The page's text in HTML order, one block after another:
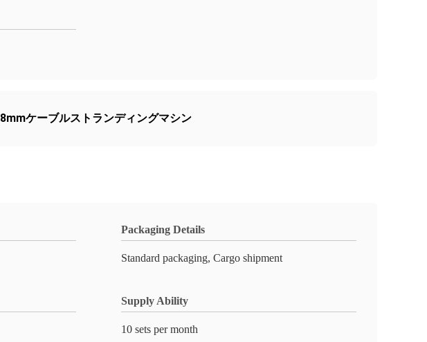
8mmケーブルストランディングマシン
Packaging Details
Standard packaging, Cargo shipment
Supply Ability
10 sets per month